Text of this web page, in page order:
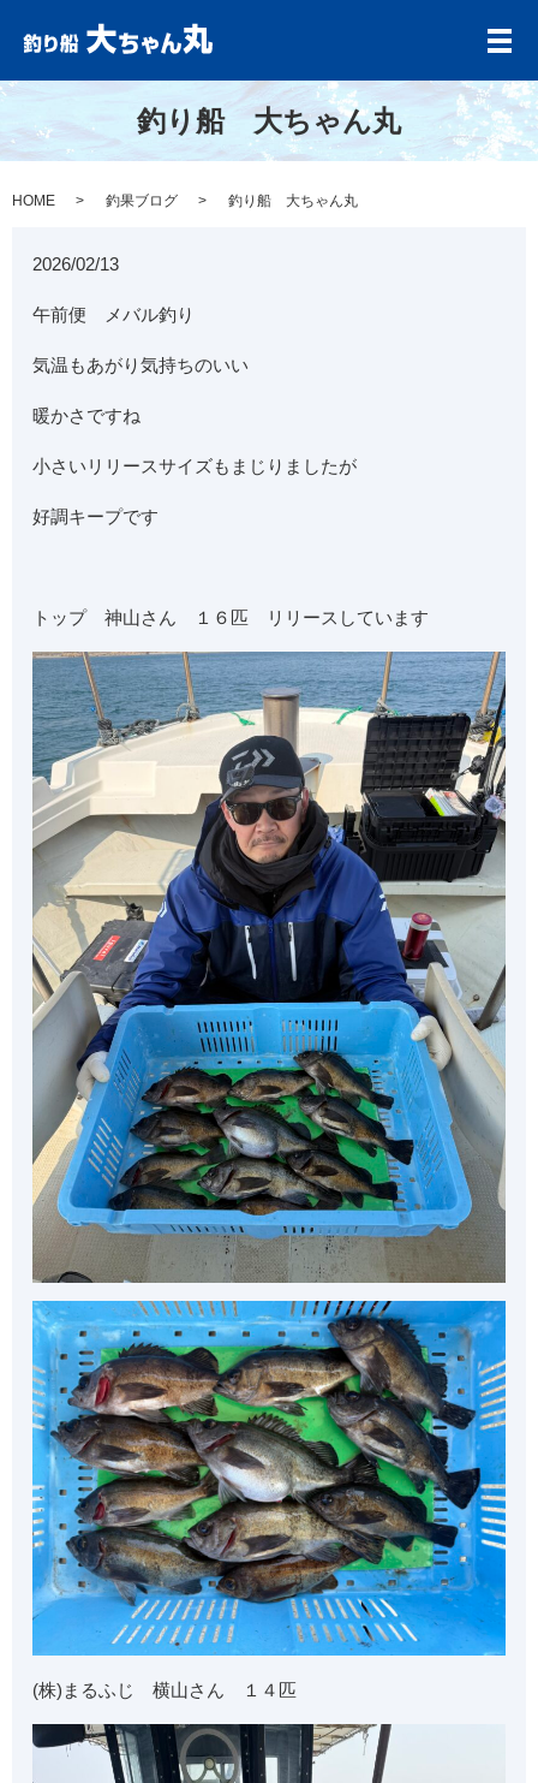
メ
釣り船 大ちゃん丸
HOME 釣果ブログ 釣り船 大ちゃん丸
2026/02/13
午前便 メバル釣り
気温もあがり気持ちのいい
暖かさですね
小さいリリースサイズもまじりましたが
好調キープです
トップ 神山さん １６匹 リリースしています
(株)まるふじ 横山さん １４匹